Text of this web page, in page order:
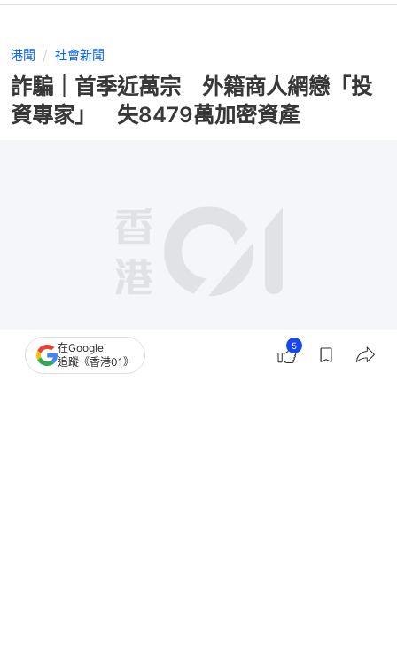
港聞 社會新聞
詐騙｜首季近萬宗 外籍商人網戀「投
資專家」 失8479萬加密資產
在Google
追蹤《香港01》
5